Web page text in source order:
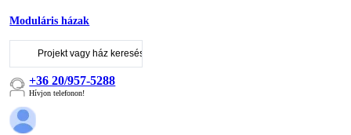
Moduláris házak
+36 20/957-5288
Hívjon telefonon!